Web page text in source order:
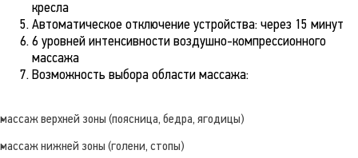
кресла
Автоматическое отключение устройства: через 15 минут
6 уровней интенсивности воздушно-компрессионного
массажа
Возможность выбора области массажа:
массаж верхней зоны (поясница, бедра, ягодицы)
массаж нижней зоны (голени, стопы)